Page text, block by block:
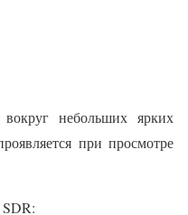
вокруг небольших ярких
при просмотре